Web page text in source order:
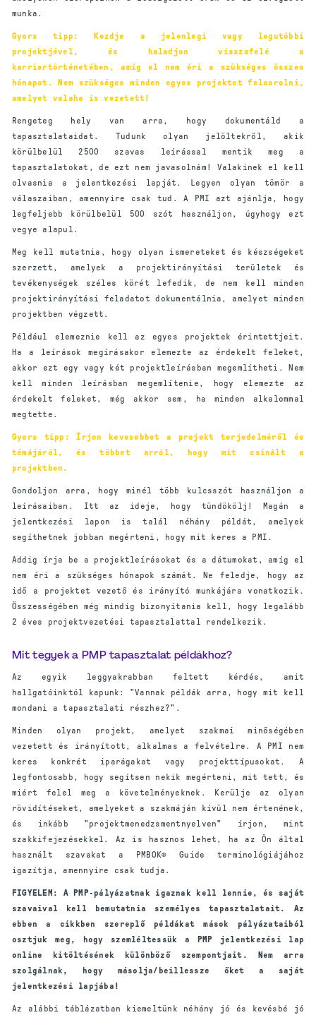
munka.
Gyors tipp: Kezdje a jelenlegi vagy legutóbbi
projektjével, és haladjon visszafelé a
karriertörténetében, amíg el nem éri a szükséges összes
hónapot. Nem szükséges minden egyes projektet felsorolni,
amelyet valaha is vezetett!
Rengeteg hely van arra, hogy dokumentáld a
tapasztalataidat. Tudunk olyan jelöltekről, akik
körülbelül 2500 szavas leírással mentik meg a
tapasztalatokat, de ezt nem javasolnám! Valakinek el kell
olvasnia a jelentkezési lapját. Legyen olyan tömör a
válaszaiban, amennyire csak tud. A PMI azt ajánlja, hogy
legfeljebb körülbelül 500 szót használjon, úgyhogy ezt
vegye alapul.
Meg kell mutatnia, hogy olyan ismereteket és készségeket
szerzett, amelyek a projektirányítási területek és
tevékenységek széles körét lefedik, de nem kell minden
projektirányítási feladatot dokumentálnia, amelyet minden
projektben végzett.
Például elemeznie kell az egyes projektek érintettjeit.
Ha a leírások megírásakor elemezte az érdekelt feleket,
akkor ezt egy vagy két projektleírásban megemlítheti. Nem
kell minden leírásban megemlítenie, hogy elemezte az
érdekelt feleket, még akkor sem, ha minden alkalommal
megtette.
Gyors tipp: Írjon kevesebbet a projekt terjedelméről és
témájáról, és többet arról, hogy mit csinált a
projektben.
Gondoljon arra, hogy minél több kulcsszót használjon a
leírásaiban. Itt az ideje, hogy tündökölj! Magán a
jelentkezési lapon is talál néhány példát, amelyek
segíthetnek jobban megérteni, hogy mit keres a PMI.
Addig írja be a projektleírásokat és a dátumokat, amíg el
nem éri a szükséges hónapok számát. Ne feledje, hogy az
idő a projektet vezető és irányító munkájára vonatkozik.
Összességében még mindig bizonyítania kell, hogy legalább
2 éves projektvezetési tapasztalattal rendelkezik.
Mit tegyek a PMP tapasztalat példákhoz?
Az egyik leggyakrabban feltett kérdés, amit
hallgatóinktól kapunk: "Vannak példák arra, hogy mit kell
mondani a tapasztalati részhez?".
Minden olyan projekt, amelyet szakmai minőségében
vezetett és irányított, alkalmas a felvételre. A PMI nem
keres konkrét iparágakat vagy projekttípusokat. A
legfontosabb, hogy segítsen nekik megérteni, mit tett, és
miért felel meg a követelményeknek. Kerülje az olyan
rövidítéseket, amelyeket a szakmáján kívül nem értenének,
és inkább "projektmenedzsmentnyelven" írjon, mint
szakkifejezésekkel. Az is hasznos lehet, ha az Ön által
használt szavakat a PMBOK® Guide terminológiájához
igazítja, amennyire csak tudja.
FIGYELEM: A PMP-pályázatnak igaznak kell lennie, és saját
szavaival kell bemutatnia személyes tapasztalatait. Az
ebben a cikkben szereplő példákat mások pályázataiból
osztjuk meg, hogy szemléltessük a PMP jelentkezési lap
online kitöltésének különböző szempontjait. Nem arra
szolgálnak, hogy másolja/beillessze őket a saját
jelentkezési lapjába!
Az alábbi táblázatban kiemeltünk néhány jó és kevésbé jó